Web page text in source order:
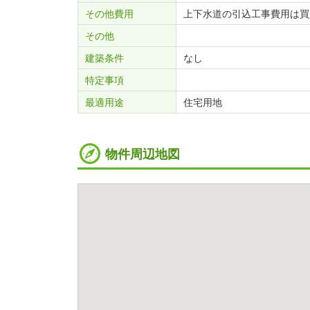
その他費用
上下水道の引込工事費用は
その他
建築条件
なし
特定事項
最適用途
住宅用地
物件周辺地図